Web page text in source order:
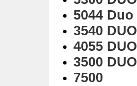
5044 Duo
3540 DUO
4055 DUO
3500 DUO
7500